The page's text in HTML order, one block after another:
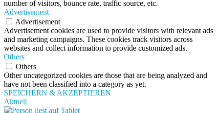
number of visitors, bounce rate, traffic source, etc.
Advertisement
Advertisement
Advertisement cookies are used to provide visitors with relevant ads
and marketing campaigns. These cookies track visitors across
websites and collect information to provide customized ads.
Others
Others
Other uncategorized cookies are those that are being analyzed and
have not been classified into a category as yet.
SPEICHERN & AKZEPTIEREN
Aktuell